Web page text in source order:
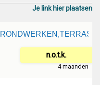
Je link hier plaatsen
n.o.t.k.
4 maanden